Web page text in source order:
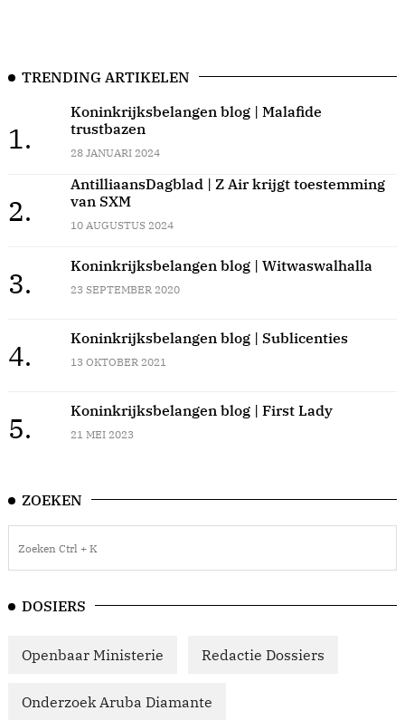
TRENDING ARTIKELEN
1.
Koninkrijksbelangen blog | Malafide
trustbazen
28 JANUARI 2024
2.
AntilliaansDagblad | Z Air krijgt toestemming
van SXM
10 AUGUSTUS 2024
3.
Koninkrijksbelangen blog | Witwaswalhalla
23 SEPTEMBER 2020
4.
Koninkrijksbelangen blog | Sublicenties
13 OKTOBER 2021
5.
Koninkrijksbelangen blog | First Lady
21 MEI 2023
ZOEKEN
DOSIERS
Openbaar Ministerie Redactie Dossiers
Onderzoek Aruba Diamante